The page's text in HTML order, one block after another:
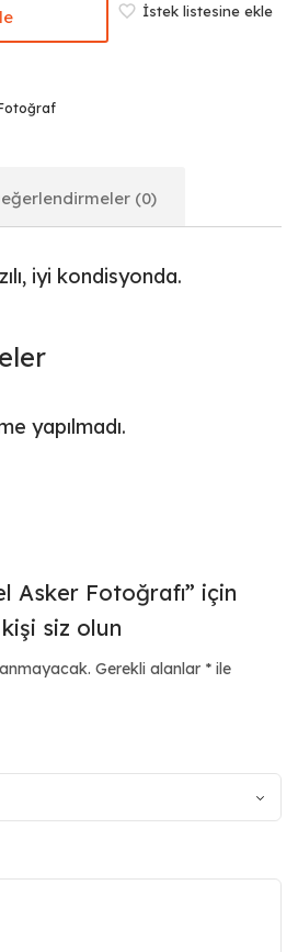
İstek listesine ekle
(0)
iyi kondisyonda.
yapılmadı.
Asker Fotoğrafı” için
siz olun
Gerekli alanlar * ile